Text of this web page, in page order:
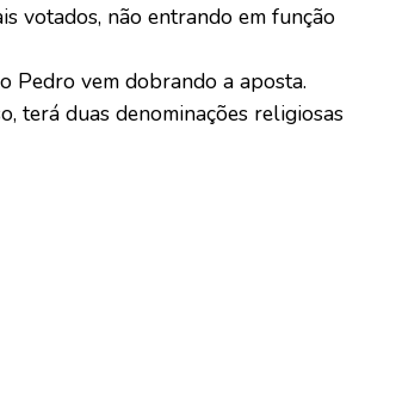
votados, não entrando em função
Pedro vem dobrando a aposta.
terá duas denominações religiosas